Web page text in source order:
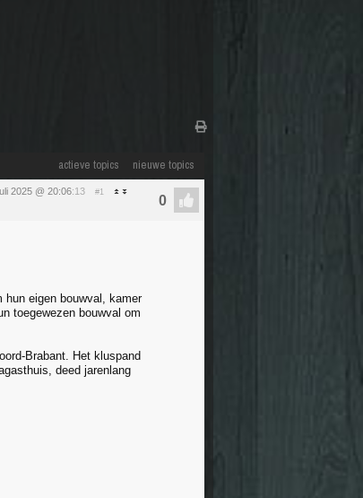
actieve topics nieuwe topics
2025 @ 20:06:13 #1
hun eigen bouwval, kamer
toegewezen bouwval om
Brabant. Het kluspand
deed jarenlang